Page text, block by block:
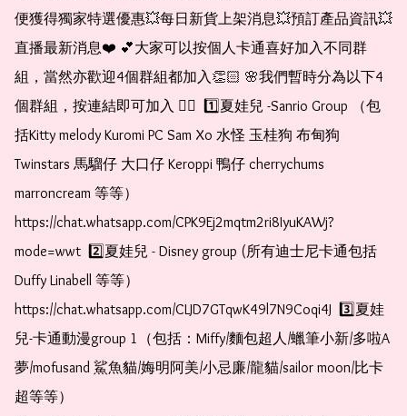
便獲得獨家特選優惠💥每日新貨上架消息💥預訂產品資訊💥
直播最新消息❤️ 💕大家可以按個人卡通喜好加入不同群
組，當然亦歡迎4個群組都加入👏🏻 🌸我們暫時分為以下4
個群組，按連結即可加入 👇🏻  1️⃣夏娃兒 -Sanrio Group （包
括Kitty melody Kuromi PC Sam Xo 水怪 玉桂狗 布甸狗
Twinstars 馬騮仔 大口仔 Keroppi 鴨仔 cherrychums
marroncream 等等）
https://chat.whatsapp.com/CPK9Ej2mqtm2ri8IyuKAWj?
mode=wwt  2️⃣夏娃兒 - Disney group (所有迪士尼卡通包括
Duffy Linabell 等等）
https://chat.whatsapp.com/CLJD7GTqwK49l7N9Coqi4J  3️⃣夏娃
兒-卡通動漫group 1（包括：Miffy/麵包超人/蠟筆小新/多啦A
夢/mofusand 鯊魚貓/娒明阿美/小忌廉/龍貓/sailor moon/比卡
超等等）